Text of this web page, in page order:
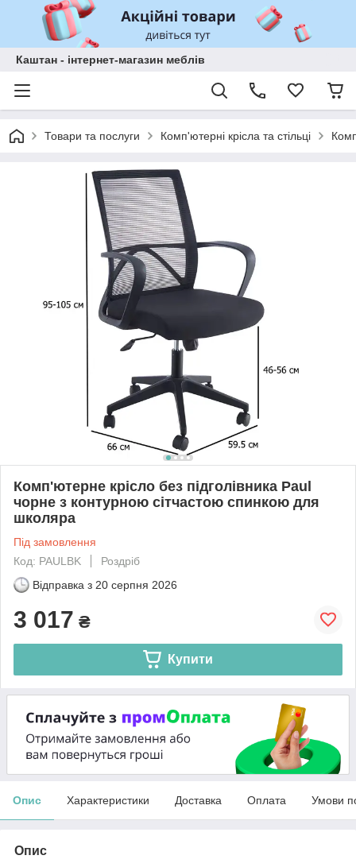
Каштан - інтернет-магазин меблів
Товари та послуги Комп'ютерні крісла та стільці
Комп'ютерне крісло без підголівника Paul
чорне з контурною сітчастою спинкою для
школяра
Під замовлення
Код: PAULBK
Роздріб
Відправка з 20 серпня 2026
3 017 ₴
Купити
Опис Характеристики Доставка Оплата Умови
Опис